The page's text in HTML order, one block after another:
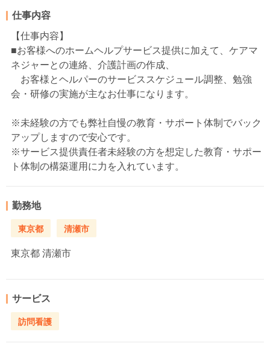
仕事内容
【仕事内容】
■お客様へのホームヘルプサービス提供に加えて、ケアマ
ネジャーとの連絡、介護計画の作成、
お客様とヘルパーのサービススケジュール調整、勉強
会・研修の実施が主なお仕事になります。
※未経験の方でも弊社自慢の教育・サポート体制でバック
アップしますので安心です。
※サービス提供責任者未経験の方を想定した教育・サポー
ト体制の構築運用に力を入れています。
勤務地
東京都 清瀬市
東京都 清瀬市
サービス
訪問看護